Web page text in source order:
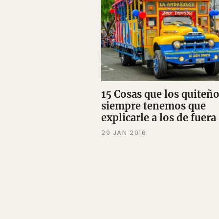
15 Cosas que los
siempre tenemos que
explicarle a los de fuera
29 JAN 2016